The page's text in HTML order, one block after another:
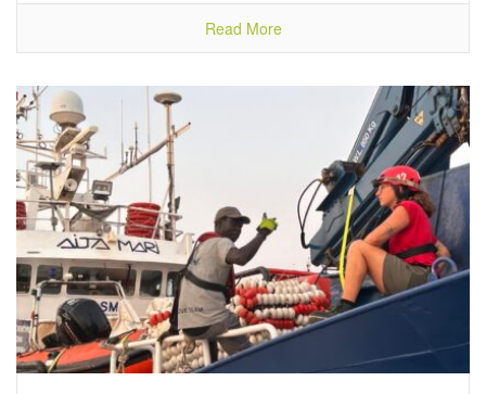
Read More